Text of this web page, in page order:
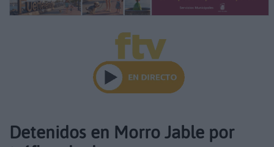
Detenidos en Morro Jable por